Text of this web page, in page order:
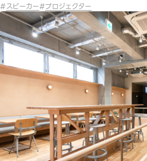
#スピーカー#プロジェクター
オフィス移転に伴う映像音響機器